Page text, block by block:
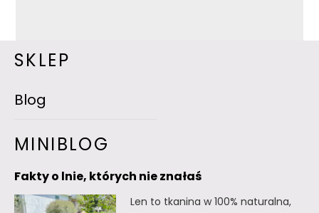
SKLEP
Blog
MINIBLOG
Fakty o lnie, których nie znałaś
Len to tkanina w 100% naturalna,